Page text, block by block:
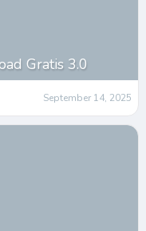
Gratis 3.0
September 14, 2025